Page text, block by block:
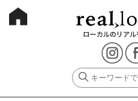
ローカルのリア